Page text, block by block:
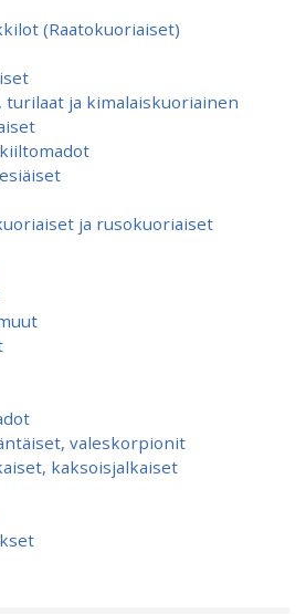
(Raatokuoriaiset)
turilaat ja kimalaiskuoriainen
ja rusokuoriaiset
valeskorpionit
kaksoisjalkaiset